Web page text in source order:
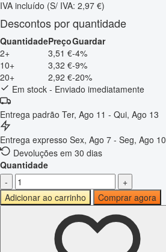
IVA incluído (S/ IVA: 2,97 €)
Descontos por quantidade
QuantidadePreçoGuardar
2+
3,51 €-4%
10+
3,32 €-9%
20+
2,92 €-20%
Em stock - Enviado imediatamente
Entrega padrão Ter, Ago 11 - Qui, Ago 13
Entrega expresso Sex, Ago 7 - Seg, Ago 10
Devoluções em 30 dias
Quantidade
-
+
Adicionar ao carrinho
Comprar agora